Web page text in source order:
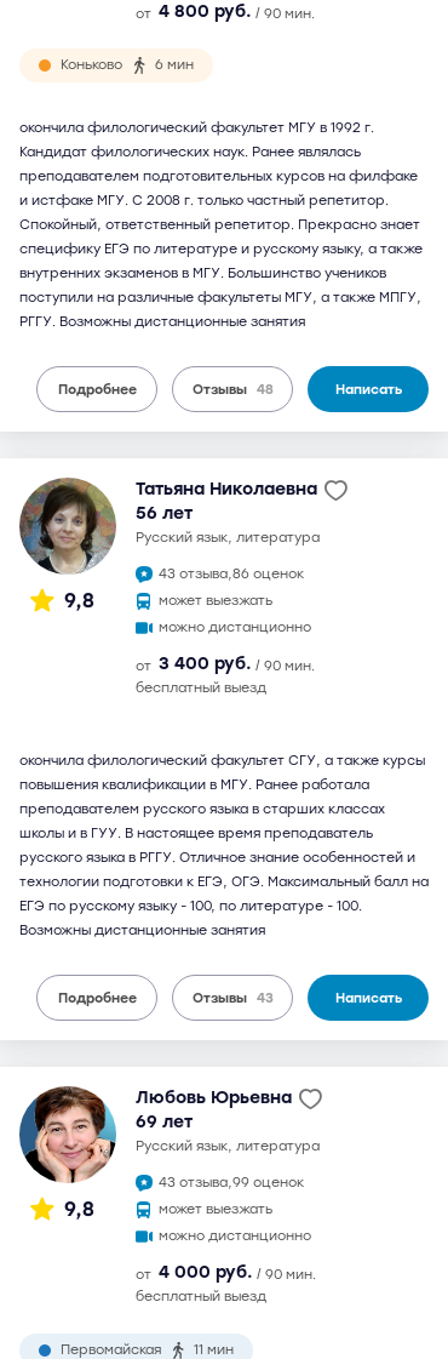
от 4 800 руб. / 90 мин.
Коньково 6 мин
окончила филологический факультет МГУ в 1992 г.
Кандидат филологических наук. Ранее являлась
преподавателем подготовительных курсов на филфаке
и истфаке МГУ. С 2008 г. только частный репетитор.
Спокойный, ответственный репетитор. Прекрасно знает
специфику ЕГЭ по литературе и русскому языку, а также
внутренних экзаменов в МГУ. Большинство учеников
поступили на различные факультеты МГУ, а также МПГУ,
РГГУ. Возможны дистанционные занятия
Подробнее Отзывы 48 Написать
9,8
Татьяна Николаевна
56 лет
русский язык, литература
43 отзыва,86 оценок
может выезжать
можно дистанционно
от 3 400 руб. / 90 мин.
бесплатный выезд
окончила филологический факультет СГУ, а также курсы
повышения квалификации в МГУ. Ранее работала
преподавателем русского языка в старших классах
школы и в ГУУ. В настоящее время преподаватель
русского языка в РГГУ. Отличное знание особенностей и
технологии подготовки к ЕГЭ, ОГЭ. Максимальный балл на
ЕГЭ по русскому языку - 100, по литературе - 100.
Возможны дистанционные занятия
Подробнее Отзывы 43 Написать
9,8
Любовь Юрьевна
69 лет
русский язык, литература
43 отзыва,99 оценок
может выезжать
можно дистанционно
от 4 000 руб. / 90 мин.
бесплатный выезд
Первомайская 11 мин